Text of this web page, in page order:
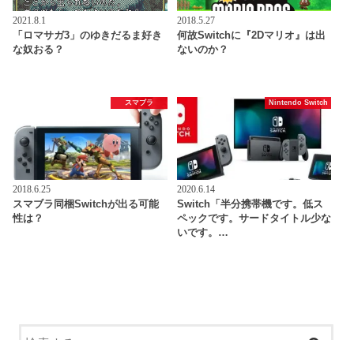
2021.8.1
「ロマサガ3」のゆきだるま好き
な奴おる？
2018.5.27
何故Switchに『2Dマリオ』は出
ないのか？
スマブラ
2018.6.25
スマブラ同梱Switchが出る可能
性は？
Nintendo Switch
2020.6.14
Switch「半分携帯機です。低ス
ペックです。サードタイトル少な
いです。…